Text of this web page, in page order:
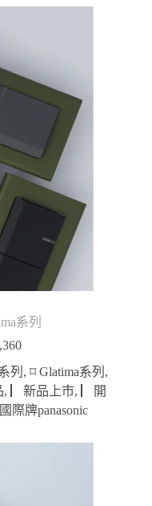
NT$380
系列
價
格
範
圍：
NT$480
到
列 ,⌑ Glatima系列 ,
, ▏新品上市,
▏開
際牌panasonic